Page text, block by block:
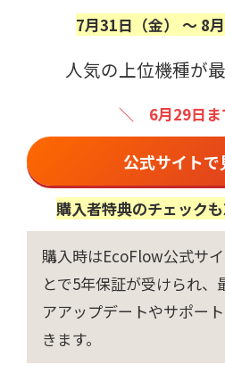
7月31日（金） 〜 8
人気の上位機種が
＼ 6月29日
公式サイトで
購入者特典のチェック
購入時はEcoFlow公式サ
とで5年保証が受けられ、
アアップデートやサポー
きます。